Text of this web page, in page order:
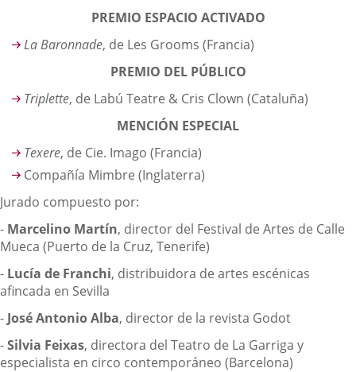
PREMIO ESPACIO ACTIVADO
La Baronnade, de Les Grooms (Francia)
PREMIO DEL PÚBLICO
Triplette, de Labú Teatre & Cris Clown (Cataluña)
MENCIÓN ESPECIAL
Texere, de Cie. Imago (Francia)
Compañía Mimbre (Inglaterra)
Jurado compuesto por:
- Marcelino Martín, director del Festival de Artes de Calle
Mueca (Puerto de la Cruz, Tenerife)
- Lucía de Franchi, distribuidora de artes escénicas
afincada en Sevilla
- José Antonio Alba, director de la revista Godot
-Silvia Feixas, directora del Teatro de La Garriga y
especialista en circo contemporáneo (Barcelona)